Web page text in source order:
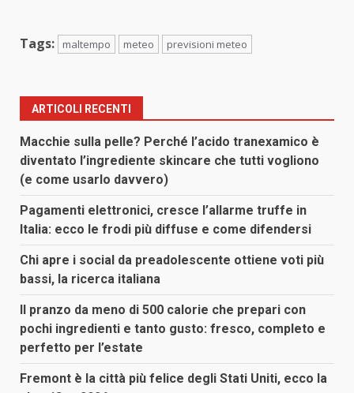
Tags: maltempo meteo previsioni meteo
ARTICOLI RECENTI
Macchie sulla pelle? Perché l’acido tranexamico è
diventato l’ingrediente skincare che tutti vogliono
(e come usarlo davvero)
Pagamenti elettronici, cresce l’allarme truffe in
Italia: ecco le frodi più diffuse e come difendersi
Chi apre i social da preadolescente ottiene voti più
bassi, la ricerca italiana
Il pranzo da meno di 500 calorie che prepari con
pochi ingredienti e tanto gusto: fresco, completo e
perfetto per l’estate
Fremont è la città più felice degli Stati Uniti, ecco la